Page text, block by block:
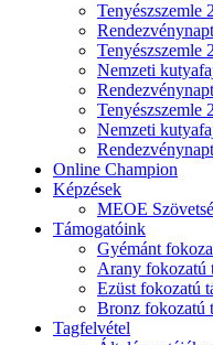
Tenyészszemle
Tenyészszemle
Nemzeti
Tenyészszemle
Nemzeti
Online Champion
Képzések
MEOE
Támogatóink
Gyémánt
Arany fokozatú
Ezüst fokozatú
Bronz fokozatú
Tagfelvétel